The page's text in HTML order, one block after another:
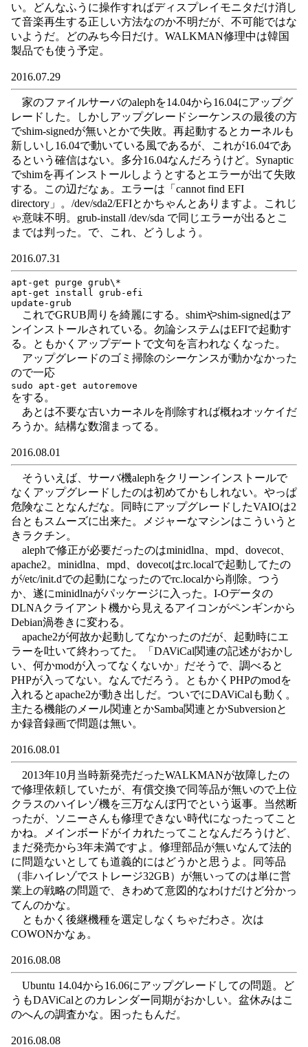
い。どんなふうに操作すればディスプレイモニタだけ消し
て音楽再生する正しい方法なのか不明だが、不可能ではな
いようだ。どのみち今日だけ。WALKMAN修理中は韓国
製品でも使う予定。
2016.07.29
家のファイルサーバのalephを14.04から16.04にアップグ
レードした。しかしアップグレードシーケンスの最後の方
でshim-signedが無いとかで失敗。再起動するとカーネルも
新しいし16.04で動いている風であるが、これが16.04であ
るという確信はない。多分16.04なんだろうけど。Synaptic
でshimを再インストールしようとするとエラーが出て失敗
する。この辺だなぁ。エラーは「cannot find EFI
directory」。/dev/sda2/EFIとかちゃんとありますよ。これじ
ゃ意味不明。grub-install /dev/sda で同じエラーが出るとこ
までは判った。で、これ、どうしよう。
2016.07.31
apt-get purge grub\*
apt-get install grub-efi
これでGRUB周りを綺麗にする。shimやshim-signedはア
ンインストールされている。勿論システムはEFIで起動す
る。ともかくアップデートで文句を言われなくなった。
アップグレードのゴミ掃除のシーケンスが動かなかった
ので一応
をする。
あとは不要な古いカーネルを削除すれば概ねオッケイだ
ろうか。結構な数溜まってる。
2016.08.01
そういえば、サーバ機alephをクリーンインストールで
なくアップグレードしたのは初めてかもしれない。やっぱ
危険なことなんだな。同時にアップグレードしたVAIOは2
台ともスムーズに出来た。メジャーなマシンはこういうと
きラクチン。
alephで修正が必要だったのはminidlna、mpd、dovecot、
apache2。minidlna、mpd、dovecotはrc.localで起動してたの
が/etc/init.dでの起動になったのでrc.localから削除。つう
か、遂にminidlnaがパッケージに入った。I-Oデータの
DLNAクライアント機から見えるアイコンがペンギンから
Debian渦巻きに変わる。
apache2が何故か起動してなかったのだが、起動時にエ
ラーを吐いて終わってた。「DAViCal関連の記述がおかし
い、何かmodが入ってなくないか」だそうで、調べると
PHPが入ってない。なんでだろう。ともかくPHPのmodを
入れるとapache2が動き出しだ。ついでにDAViCalも動く。
主たる機能のメール関連とかSamba関連とかSubversionと
か録音録画で問題は無い。
2016.08.01
2013年10月当時新発売だったWALKMANが故障したの
で修理依頼していたが、有償交換で同等品が無いので上位
クラスのハイレゾ機を三万なんぼ円でという返事。当然断
ったが、ソニーさんも修理できない時代になったってこと
かね。メインボードがイカれたってことなんだろうけど、
まだ発売から3年未満ですよ。修理部品が無いなんて法的
に問題ないとしても道義的にはどうかと思うよ。同等品
（非ハイレゾでストレージ32GB）が無いってのは単に営
業上の戦略の問題で、きわめて意図的なわけだけど分かっ
てんのかな。
ともかく後継機種を選定しなくちゃだわさ。次は
COWONかなぁ。
2016.08.08
Ubuntu 14.04から16.06にアップグレードしての問題。ど
うもDAViCalとのカレンダー同期がおかしい。盆休みはこ
のへんの調査かな。困ったもんだ。
2016.08.08